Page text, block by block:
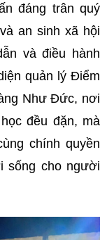
đáng trân quý
an sinh xã hội
và điều hành
quản lý Điểm
Như Đức, nơi
đều đặn, mà
chính quyền
sống cho người